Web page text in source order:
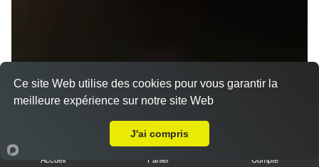
Accueil Panier Compte
Ce site Web utilise des cookies pour vous garantir la
meilleure expérience sur notre site Web
J'ai compris